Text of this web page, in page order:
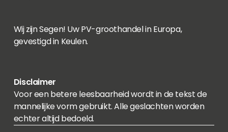
Wij zijn Segen! Uw PV-groothandel in Europa,
gevestigd in Keulen.
Disclaimer
Voor een betere leesbaarheid wordt in de tekst de
mannelijke vorm gebruikt. Alle geslachten worden
echter altijd bedoeld.